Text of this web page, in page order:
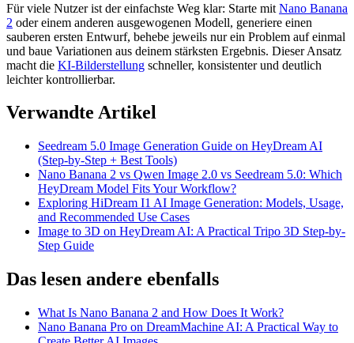
Für viele Nutzer ist der einfachste Weg klar: Starte mit Nano Banana
2 oder einem anderen ausgewogenen Modell, generiere einen
sauberen ersten Entwurf, behebe jeweils nur ein Problem auf einmal
und baue Variationen aus deinem stärksten Ergebnis. Dieser Ansatz
macht die KI-Bilderstellung schneller, konsistenter und deutlich
leichter kontrollierbar.
Verwandte Artikel
Seedream 5.0 Image Generation Guide on HeyDream AI
(Step-by-Step + Best Tools)
Nano Banana 2 vs Qwen Image 2.0 vs Seedream 5.0: Which
HeyDream Model Fits Your Workflow?
Exploring HiDream I1 AI Image Generation: Models, Usage,
and Recommended Use Cases
Image to 3D on HeyDream AI: A Practical Tripo 3D Step-by-
Step Guide
Das lesen andere ebenfalls
What Is Nano Banana 2 and How Does It Work?
Nano Banana Pro on DreamMachine AI: A Practical Way to